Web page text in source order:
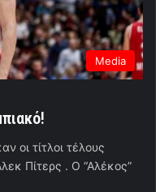
Media
οι τίτλοι τέλους
Πίτερς . Ο “Αλέκος”